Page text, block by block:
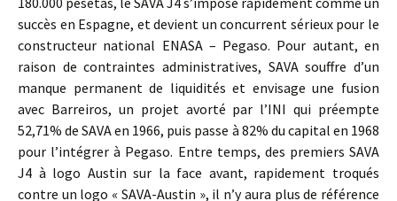
succès en Espagne, et devient un concurrent sérieux pour le
constructeur national ENASA – Pegaso. Pour autant, en
raison de contraintes administratives, SAVA souffre d’un
manque permanent de liquidités et envisage une fusion
avec Barreiros, un projet avorté par l’INI qui préempte
52,71% de SAVA en 1966, puis passe à 82% du capital en 1968
pour l’intégrer à Pegaso. Entre temps, des premiers SAVA
J4 à logo Austin sur la face avant, rapidement troqués
contre un logo « SAVA-Austin », il n’y aura plus de référence